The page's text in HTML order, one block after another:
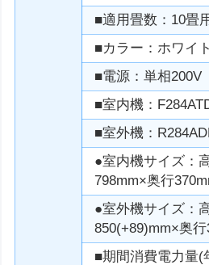
■適用畳数：10畳
■カラー：ホワイト
■電源：単相200V
■室内機：
■室外機：
●室内機サイズ：
798mm×奥行
●室外機サイズ：
850(+89)mm×奥
■期間消費電力量(